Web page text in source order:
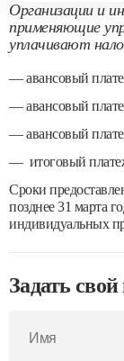
Организации и
применяющие
уплачивают
— авансовый
— авансовый
— авансовый
— итоговый
Сроки
позднее 31 марта
индивидуальных
Задать